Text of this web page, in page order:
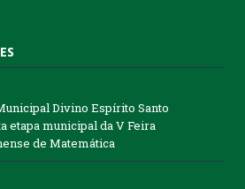
Divino Espírito Santo
etapa municipal da V Feira
de Matemática